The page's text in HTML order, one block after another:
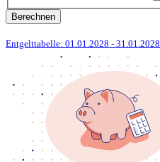
Berechnen
Entgelttabelle: 01.01.2028 - 31.01.2028